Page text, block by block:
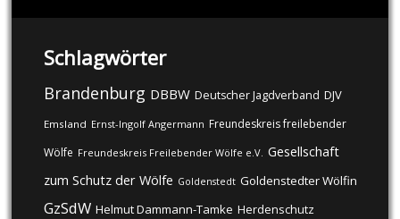
Schlagwörter
Brandenburg DBBW Deutscher Jagdverband DJV
Emsland Ernst-Ingolf Angermann Freundeskreis freilebender
Wölfe Freundeskreis Freilebender Wölfe e.V. Gesellschaft
zum Schutz der Wölfe Goldenstedt Goldenstedter Wölfin
GzSdW Helmut Dammann-Tamke Herdenschutz